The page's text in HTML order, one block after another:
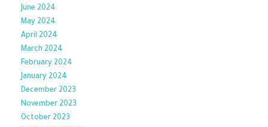
June 2024
May 2024
April 2024
March 2024
February 2024
January 2024
December 2023
November 2023
October 2023